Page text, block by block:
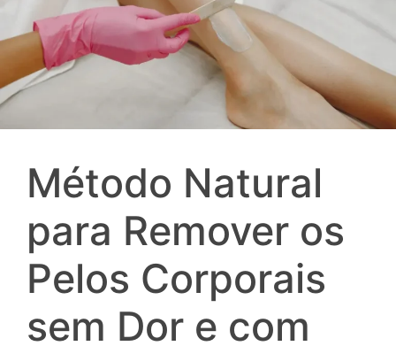
Método Natural
para Remover os
Pelos Corporais
sem Dor e com